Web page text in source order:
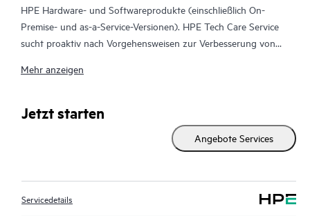
HPE Hardware- und Softwareprodukte (einschließlich On-
Premise- und as-a-Service-Versionen). HPE Tech Care Service
sucht proaktiv nach Vorgehensweisen zur Verbesserung von
Teams dadurch, das Unternehmen voranzubringen.
HPE Tech Care Service ermöglicht darüber hinaus direkten
Zugang zu produktspezifischen Experten und unterstützt
Kunden durch allgemeine technische Beratung und
Support erhalten. Dabei handelt es sich um telefonischen
Mehr anzeigen
Jetzt starten
Angebote Services
Servicedetails